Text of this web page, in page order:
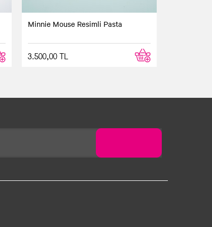
Minnie Mouse Resimli Pasta
3.500,00 TL